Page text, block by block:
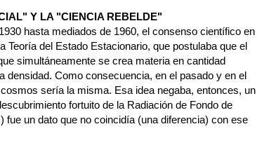
Y LA "CIENCIA REBELDE"
hasta mediados de 1960, el consenso científico en
Teoría del Estado Estacionario, que postulaba que el
simultáneamente se crea materia en cantidad
densidad. Como consecuencia, en el pasado y en el
sería la misma. Esa idea negaba, entonces, un
fortuito de la Radiación de Fondo de
fue un dato que no coincidía (una diferencia) con ese